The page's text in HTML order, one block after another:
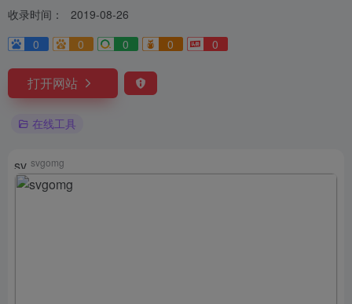
收录时间：
2019-08-26
0
0 0 0 0
打开网站
在线工具
svgomg